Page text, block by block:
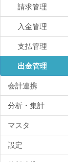
請求管理
入金管理
支払管理
出金管理
会計連携
分析・集計
マスタ
設定